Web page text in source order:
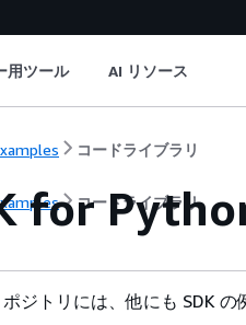
用ツール AI リソース
コードライブラリ
コードライブラリ
for
ジトリには、他にも SDK